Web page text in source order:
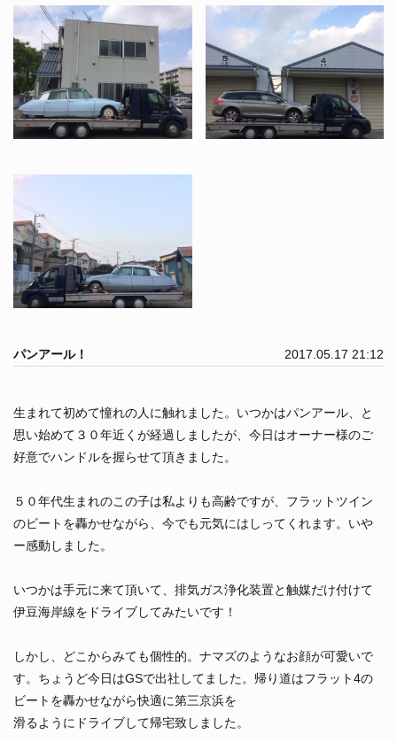
パンアール！ 2017.05.17 21:12
生まれて初めて憧れの人に触れました。いつかはパンアール、と
思い始めて３０年近くが経過しましたが、今日はオーナー様のご
好意でハンドルを握らせて頂きました。
５０年代生まれのこの子は私よりも高齢ですが、フラットツイン
のビートを轟かせながら、今でも元気にはしってくれます。いや
ー感動しました。
いつかは手元に来て頂いて、排気ガス浄化装置と触媒だけ付けて
伊豆海岸線をドライブしてみたいです！
しかし、どこからみても個性的。ナマズのようなお顔が可愛いで
す。ちょうど今日はGSで出社してました。帰り道はフラット4の
ビートを轟かせながら快適に第三京浜を
滑るようにドライブして帰宅致しました。